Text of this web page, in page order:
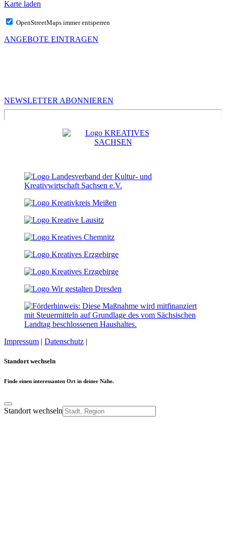
Karte laden
OpenStreetMaps immer entsperren
ANGEBOTE EINTRAGEN
NEWSLETTER ABONNIEREN
Impressum | Datenschutz |
Standort wechseln
Finde einen interessanten Ort in deiner Nähe.
Standort wechseln